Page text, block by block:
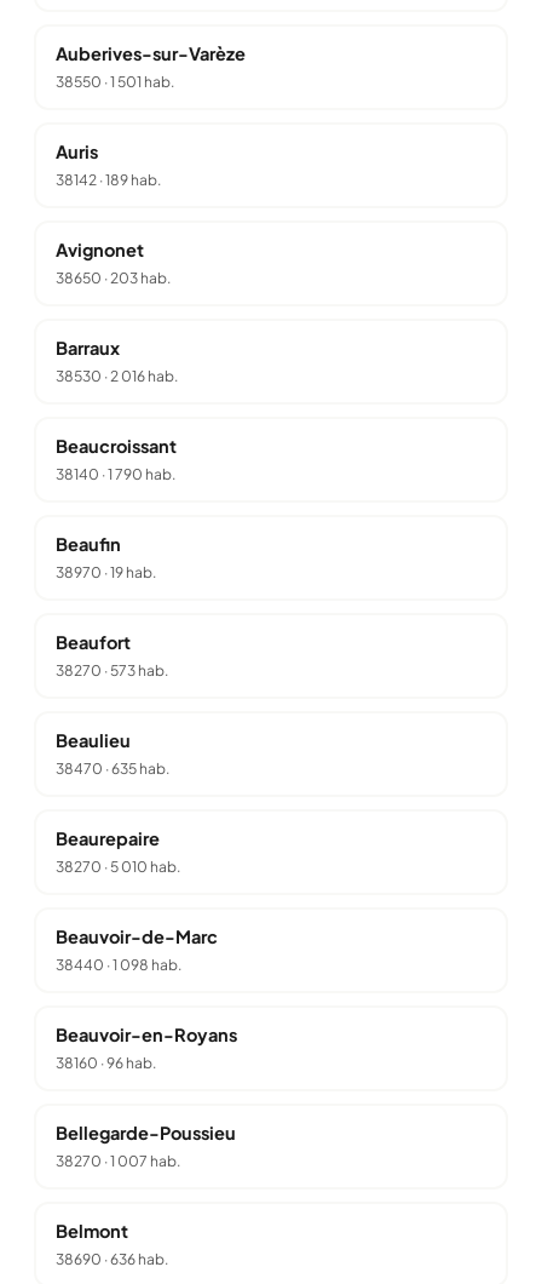
Auberives-sur-Varèze
38550 ·1 501 hab.
Auris
38142·189 hab.
Avignonet
38650 ·203 hab.
Barraux
38530 ·2 016 hab.
Beaucroissant
38140 ·1 790 hab.
Beaufin
38970 ·19 hab.
Beaufort
38270 ·573 hab.
Beaulieu
38470 ·635 hab.
Beaurepaire
38270 ·5 010 hab.
Beauvoir-de-Marc
38440 ·1 098 hab.
Beauvoir-en-Royans
38160 ·96 hab.
Bellegarde-Poussieu
38270 ·1 007 hab.
Belmont
38690 ·636 hab.